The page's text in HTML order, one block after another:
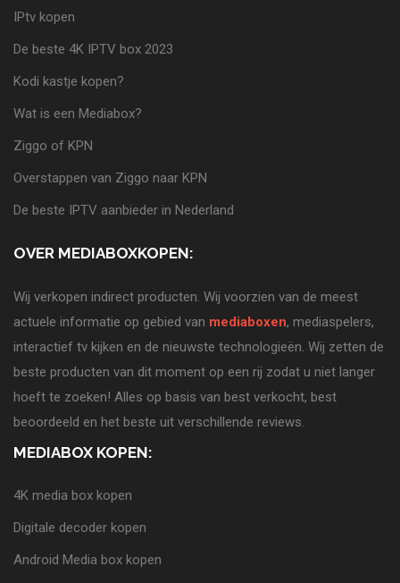
IPtv kopen
De beste 4K IPTV box 2023
Kodi kastje kopen?
Wat is een Mediabox?
Ziggo of KPN
Overstappen van Ziggo naar KPN
De beste IPTV aanbieder in Nederland
OVER MEDIABOXKOPEN:
Wij verkopen indirect producten. Wij voorzien van de meest
actuele informatie op gebied van mediaboxen, mediaspelers,
interactief tv kijken en de nieuwste technologieën. Wij zetten de
beste producten van dit moment op een rij zodat u niet langer
hoeft te zoeken! Alles op basis van best verkocht, best
beoordeeld en het beste uit verschillende reviews.
MEDIABOX KOPEN:
4K media box kopen
Digitale decoder kopen
Android Media box kopen